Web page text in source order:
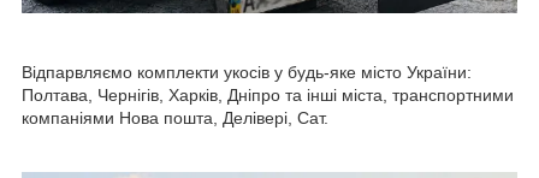
Відпарвляємо комплекти укосів у будь-яке місто України:
Полтава, Чернігів, Харків, Дніпро та інші міста, транспортними
компаніями Нова пошта, Делівері, Сат.